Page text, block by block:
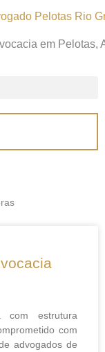
em Pelotas,
com estrutura
com
advogados de